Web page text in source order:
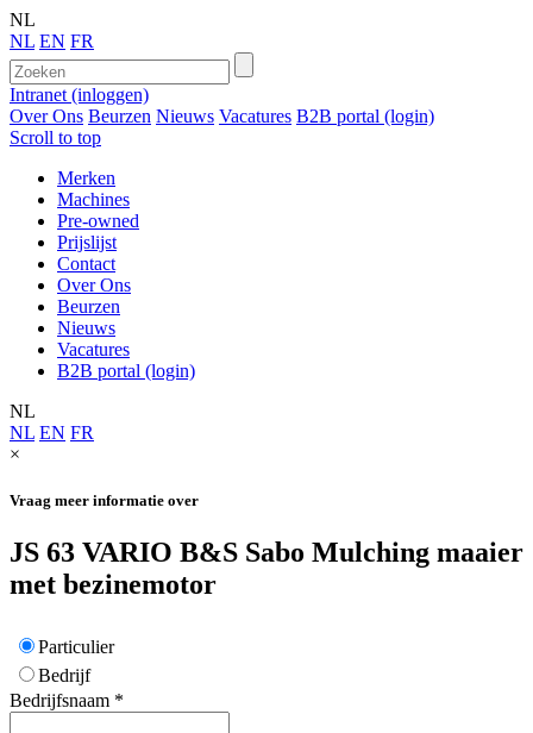
NL
NL EN FR
Intranet (inloggen)
Over Ons Beurzen Nieuws Vacatures B2B portal (login)
Scroll to top
Merken
Machines
Pre-owned
Prijslijst
Contact
Over Ons
Beurzen
Nieuws
Vacatures
B2B portal (login)
NL
NL EN FR
×
Vraag meer informatie over
JS 63 VARIO B&S Sabo Mulching maaier
met bezinemotor
Particulier
Bedrijf
Bedrijfsnaam *